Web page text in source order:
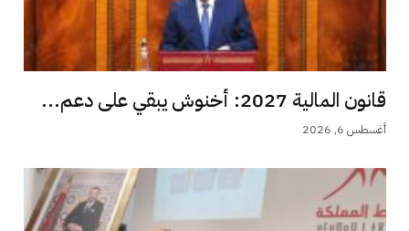
قانون المالية 2027: أخنوش يبقي على دعم...
أغسطس 6, 2026